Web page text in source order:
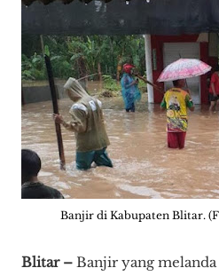
Banjir di Kabupaten Blitar.
Blitar – Banjir yang